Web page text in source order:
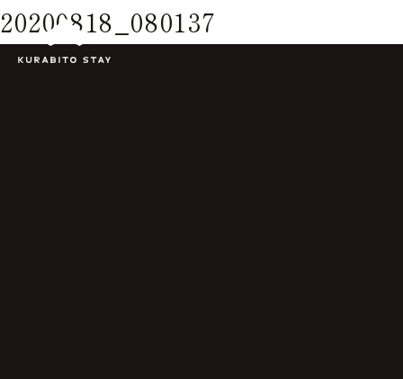
20200818_080137